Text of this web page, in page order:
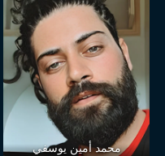
محمد أمين يوسفي